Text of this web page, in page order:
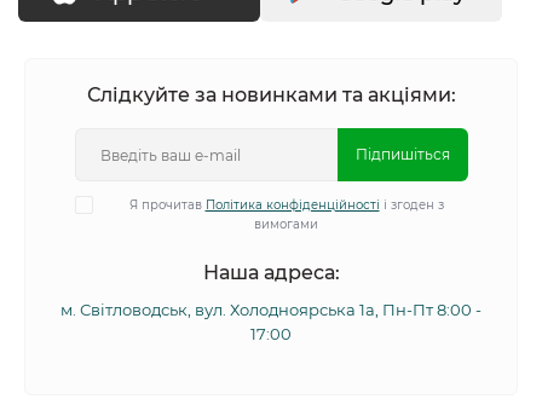
Слідкуйте за новинками та акціями:
Підпишіться
Я прочитав Політика конфіденційності і згоден з
вимогами
Наша адреса:
м. Світловодськ, вул. Холодноярська 1а, Пн-Пт 8:00 -
17:00